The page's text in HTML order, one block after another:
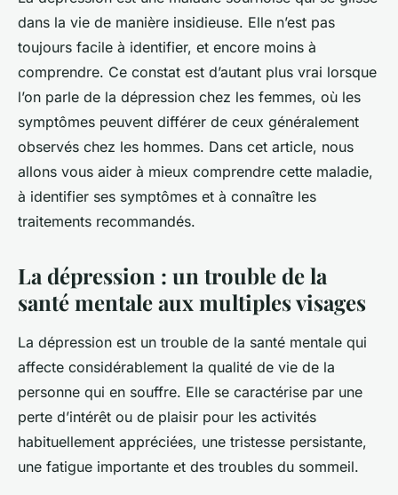
dans la vie de manière insidieuse. Elle n’est pas
toujours facile à identifier, et encore moins à
comprendre. Ce constat est d’autant plus vrai lorsque
l’on parle de la dépression chez les femmes, où les
symptômes peuvent différer de ceux généralement
observés chez les hommes. Dans cet article, nous
allons vous aider à mieux comprendre cette maladie,
à identifier ses symptômes et à connaître les
traitements recommandés.
La dépression : un trouble de la
santé mentale aux multiples visages
La dépression est un trouble de la santé mentale qui
affecte considérablement la qualité de vie de la
personne qui en souffre. Elle se caractérise par une
perte d’intérêt ou de plaisir pour les activités
habituellement appréciées, une tristesse persistante,
une fatigue importante et des troubles du sommeil.